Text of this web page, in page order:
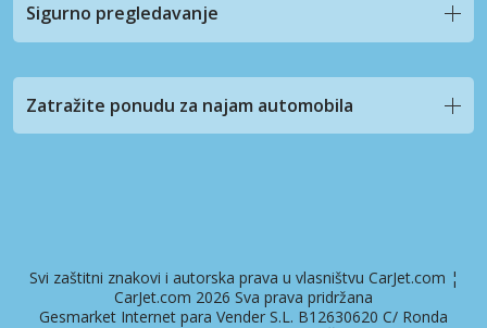
Sigurno pregledavanje
Zatražite ponudu za najam automobila
Svi zaštitni znakovi i autorska prava u vlasništvu CarJet.com ¦
CarJet.com 2026 Sva prava pridržana
Gesmarket Internet para Vender S.L. B12630620 C/ Ronda